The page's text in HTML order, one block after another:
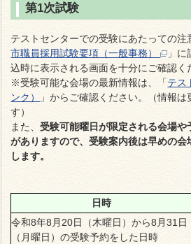
第1次試験
テストセンターでの受験にあたっての注
市職員採用試験要項（一般事務）
」
込時に表示される画面を十分にご確認く
※受験可能な会場の最新情報は、「テス
ンク）
」からご確認ください。（情報
す）
また、受験可能曜日が限定される会場
がありますので、受験案内後は早めの
します。
日時
令和8年8月20日（木曜日）から8月31日
（月曜日）の受験予約をした日時